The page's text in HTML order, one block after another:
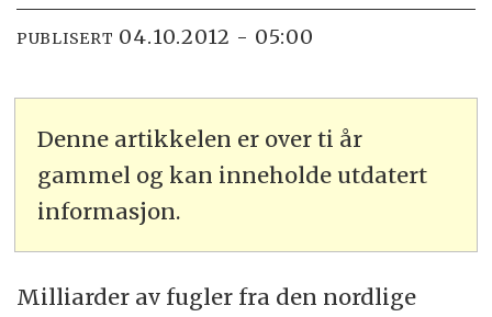
PUBLISERT 04.10.2012 - 05:00
Denne artikkelen er over ti år
gammel og kan inneholde utdatert
informasjon.
Milliarder av fugler fra den nordlige